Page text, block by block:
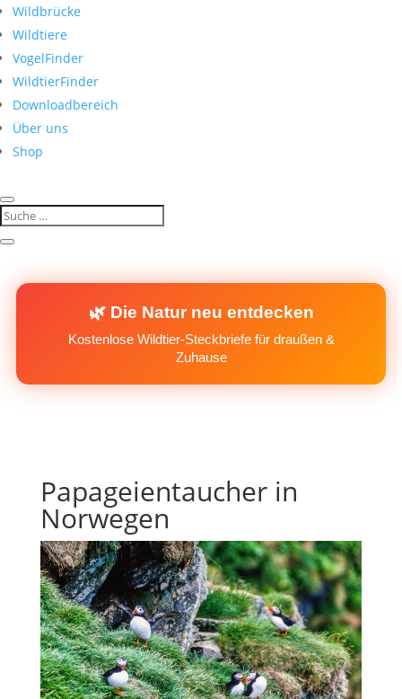
Wildbrücke
Wildtiere
VogelFinder
WildtierFinder
Downloadbereich
Über uns
Shop
🌿 Die Natur neu entdecken
Kostenlose Wildtier-Steckbriefe für draußen &
Zuhause
Papageientaucher in
Norwegen